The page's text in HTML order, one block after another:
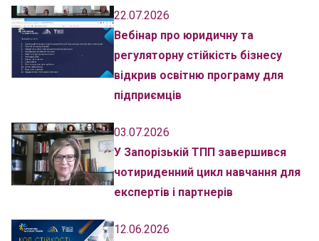
22.07.2026
Вебінар про юридичну та
регуляторну стійкість бізнесу
відкрив освітню програму для
підприємців
03.07.2026
У Запорізькій ТПП завершився
чотириденний цикл навчання для
експертів і партнерів
12.06.2026